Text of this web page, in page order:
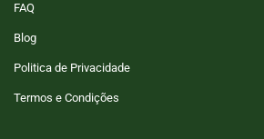
FAQ
Blog
Politica de Privacidade
Termos e Condições